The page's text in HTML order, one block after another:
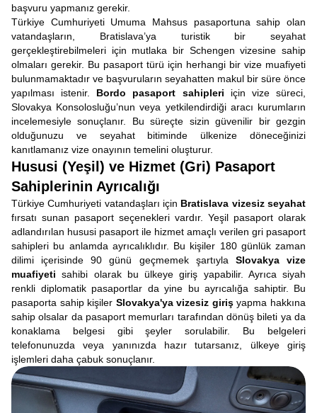
başvuru yapmanız gerekir.
Türkiye Cumhuriyeti Umuma Mahsus pasaportuna sahip olan
vatandaşların, Bratislava’ya turistik bir seyahat
gerçekleştirebilmeleri için mutlaka bir Schengen vizesine sahip
olmaları gerekir. Bu pasaport türü için herhangi bir vize muafiyeti
bulunmamaktadır ve başvuruların seyahatten makul bir süre önce
yapılması istenir. Bordo pasaport sahipleri için vize süreci,
Slovakya Konsolosluğu’nun veya yetkilendirdiği aracı kurumların
incelemesiyle sonuçlanır. Bu süreçte sizin güvenilir bir gezgin
olduğunuzu ve seyahat bitiminde ülkenize döneceğinizi
kanıtlamanız vize onayının temelini oluşturur.
Hususi (Yeşil) ve Hizmet (Gri) Pasaport
Sahiplerinin Ayrıcalığı
Türkiye Cumhuriyeti vatandaşları için Bratislava vizesiz seyahat
fırsatı sunan pasaport seçenekleri vardır. Yeşil pasaport olarak
adlandırılan hususi pasaport ile hizmet amaçlı verilen gri pasaport
sahipleri bu anlamda ayrıcalıklıdır. Bu kişiler 180 günlük zaman
dilimi içerisinde 90 günü geçmemek şartıyla Slovakya vize
muafiyetisahibi olarak bu ülkeye giriş yapabilir. Ayrıca siyah
renkli diplomatik pasaportlar da yine bu ayrıcalığa sahiptir. Bu
pasaporta sahip kişiler Slovakya'ya vizesiz girişyapma hakkına
sahip olsalar da pasaport memurları tarafından dönüş bileti ya da
konaklama belgesi gibi şeyler sorulabilir. Bu belgeleri
telefonunuzda veya yanınızda hazır tutarsanız, ülkeye giriş
işlemleri daha çabuk sonuçlanır.